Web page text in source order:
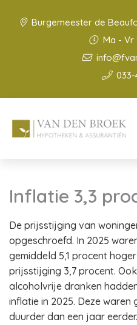
Burgemeester de
Ma - Vr
033-
Inflatie 3,3
De prijsstijging van
opgeschroefd. In 2025
gemiddeld 5,1 procent
prijsstijging 3,7 procent.
alcoholvrije dranken
inflatie in 2025. Deze
duurder dan een jaar